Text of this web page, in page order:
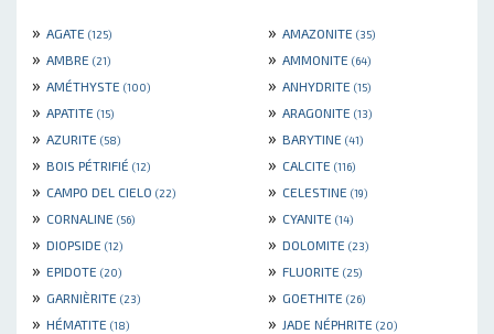
» AGATE (125) » AMAZONITE (35)
» AMBRE (21) » AMMONITE (64)
» AMÉTHYSTE (100) » ANHYDRITE (15)
» APATITE (15) » ARAGONITE (13)
» AZURITE (58) » BARYTINE (41)
» BOIS PÉTRIFIÉ (12) » CALCITE (116)
» CAMPO DEL CIELO (22) » CELESTINE (19)
» CORNALINE (56) » CYANITE (14)
» DIOPSIDE (12) » DOLOMITE (23)
» EPIDOTE (20) » FLUORITE (25)
» GARNIÈRITE (23) » GOETHITE (26)
» HÉMATITE (18) » JADE NÉPHRITE (20)